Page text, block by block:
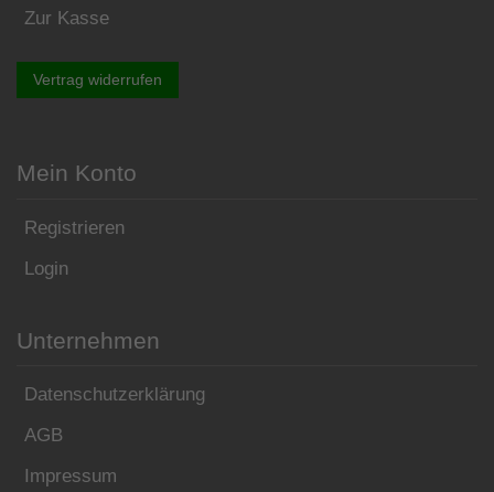
Zur Kasse
Vertrag widerrufen
Mein Konto
Registrieren
Login
Unternehmen
Datenschutzerklärung
AGB
Impressum